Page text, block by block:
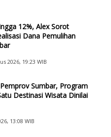
12%, Alex Sorot
Dana Pemulihan
2026, 19:23 WIB
Sumbar, Program
Destinasi Wisata Dinilai
13:08 WIB